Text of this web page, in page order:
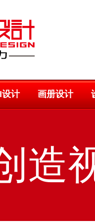
设计 画册设计
造